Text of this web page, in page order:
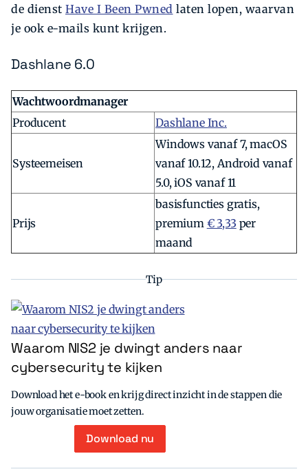
de dienst Have I Been Pwned laten lopen, waarvan
je ook e-mails kunt krijgen.
Dashlane 6.0
Wachtwoordmanager
Producent
Dashlane Inc.
Systeemeisen
Windows vanaf 7, macOS
vanaf 10.12, Android vanaf
5.0, iOS vanaf 11
Prijs
basisfuncties gratis,
premium € 3,33per
maand
Tip
Waarom NIS2 je dwingt anders naar
cybersecurity te kijken
Download het e-book en krijg direct inzicht in de stappen die
jouw organisatie moet zetten.
Download nu